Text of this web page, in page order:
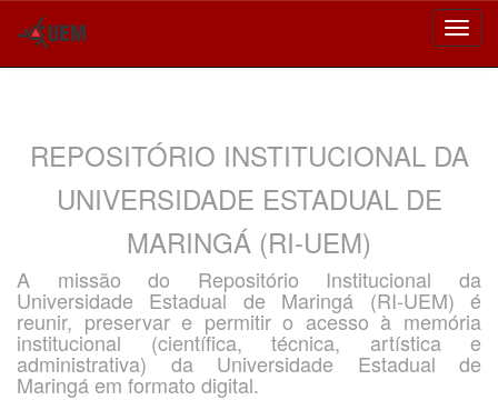
REPOSITÓRIO INSTITUCIONAL DA
UNIVERSIDADE ESTADUAL DE
MARINGÁ (RI-UEM)
A missão do Repositório Institucional da
Universidade Estadual de Maringá (RI-UEM) é
reunir, preservar e permitir o acesso à memória
institucional (científica, técnica, artística e
administrativa) da Universidade Estadual de
Maringá em formato digital.